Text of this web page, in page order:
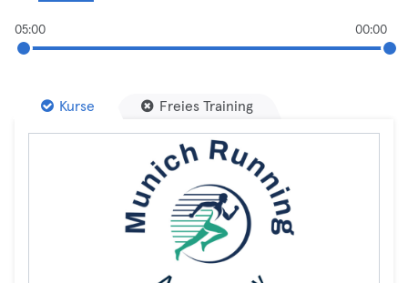
05:00 00:00
Kurse Freies Training